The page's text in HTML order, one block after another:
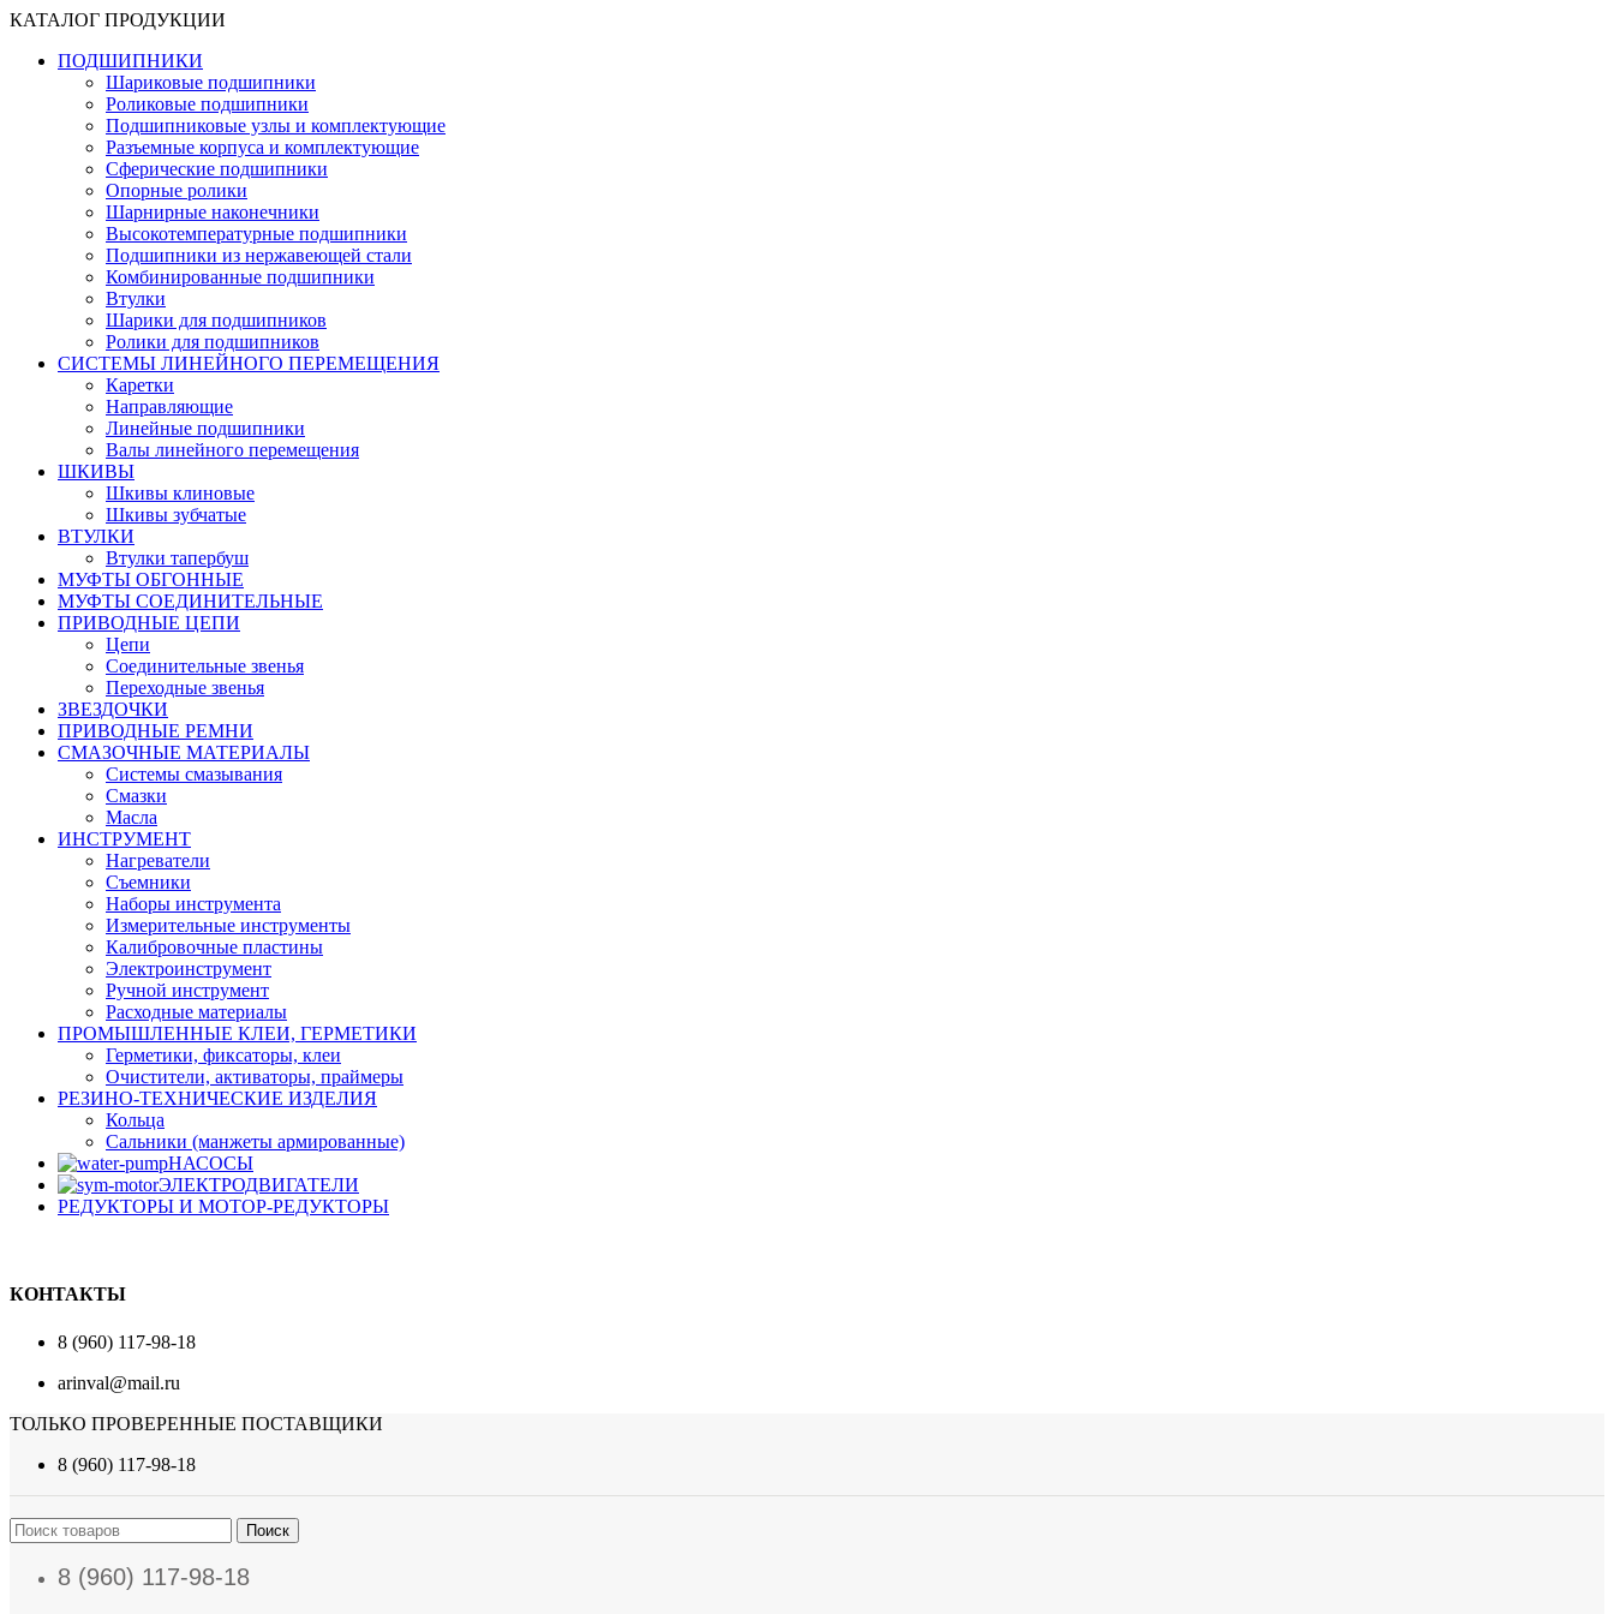
КАТАЛОГ ПРОДУКЦИИ
ПОДШИПНИКИ
Шариковые подшипники
Роликовые подшипники
Подшипниковые узлы и комплектующие
Разъемные корпуса и комплектующие
Сферические подшипники
Опорные ролики
Шарнирные наконечники
Высокотемпературные подшипники
Подшипники из нержавеющей стали
Комбинированные подшипники
Втулки
Шарики для подшипников
Ролики для подшипников
СИСТЕМЫ ЛИНЕЙНОГО ПЕРЕМЕЩЕНИЯ
Каретки
Направляющие
Линейные подшипники
Валы линейного перемещения
ШКИВЫ
Шкивы клиновые
Шкивы зубчатые
ВТУЛКИ
Втулки тапербуш
МУФТЫ ОБГОННЫЕ
МУФТЫ СОЕДИНИТЕЛЬНЫЕ
ПРИВОДНЫЕ ЦЕПИ
Цепи
Соединительные звенья
Переходные звенья
ЗВЕЗДОЧКИ
ПРИВОДНЫЕ РЕМНИ
СМАЗОЧНЫЕ МАТЕРИАЛЫ
Системы смазывания
Смазки
Масла
ИНСТРУМЕНТ
Нагреватели
Съемники
Наборы инструмента
Измерительные инструменты
Калибровочные пластины
Электроинструмент
Ручной инструмент
Расходные материалы
ПРОМЫШЛЕННЫЕ КЛЕИ, ГЕРМЕТИКИ
Герметики, фиксаторы, клеи
Очистители, активаторы, праймеры
РЕЗИНО-ТЕХНИЧЕСКИЕ ИЗДЕЛИЯ
Кольца
Сальники (манжеты армированные)
НАСОСЫ
ЭЛЕКТРОДВИГАТЕЛИ
РЕДУКТОРЫ И МОТОР-РЕДУКТОРЫ
КОНТАКТЫ
8 (960) 117-98-18
arinval@mail.ru
ТОЛЬКО ПРОВЕРЕННЫЕ ПОСТАВЩИКИ
8 (960) 117-98-18
Поиск
8 (960) 117-98-18